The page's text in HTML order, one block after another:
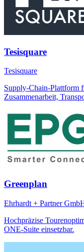
Tesisquare
Tesisquare
Supply-Chain-Plattform
Zusammenarbeit,
Greenplan
Ehrhardt + Partner
Hochpräzise
ONE-Suite einsetzbar.